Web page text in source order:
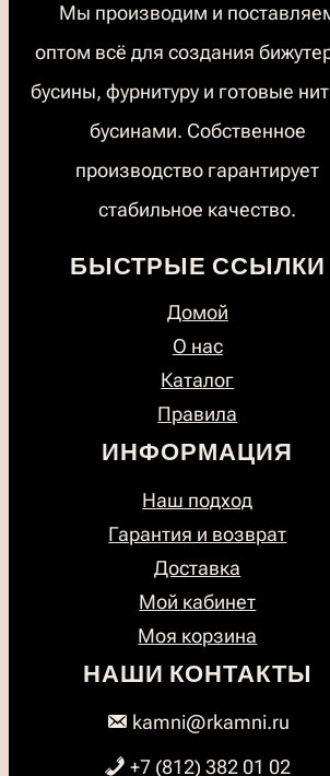
Мы производим и
оптом всё для создания
бусины, фурнитуру и готовые
бусинами. Собственное
производство гарантирует
стабильное качество.
БЫСТРЫЕ ССЫЛКИ
Домой
О нас
Каталог
Правила
ИНФОРМАЦИЯ
Наш подход
Гарантия и возврат
Доставка
Мой кабинет
Моя корзина
НАШИ КОНТАКТЫ
kamni@rkamni.ru
+7 (812) 382 01 02